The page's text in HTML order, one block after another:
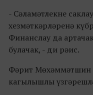
- Сәламәтлекне
хезмәткәрләренә
Финанслау да
булачак, - ди рәис.
Фәрит Мөхәммәтшин
кагылышлы